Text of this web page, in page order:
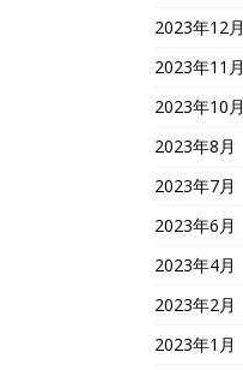
2023年12月
2023年11月
2023年10月
2023年8月
2023年7月
2023年6月
2023年4月
2023年2月
2023年1月